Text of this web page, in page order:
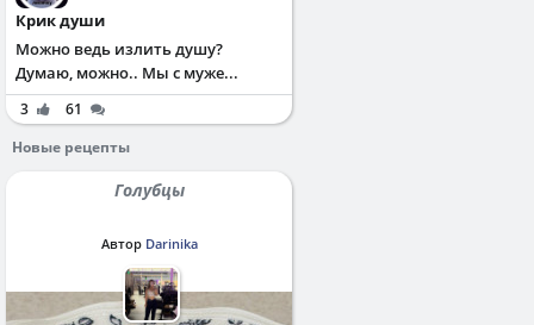
Крик души
Можно ведь излить душу?
Думаю, можно.. Мы с муже...
3
61
Новые рецепты
Голубцы
Автор Darinika